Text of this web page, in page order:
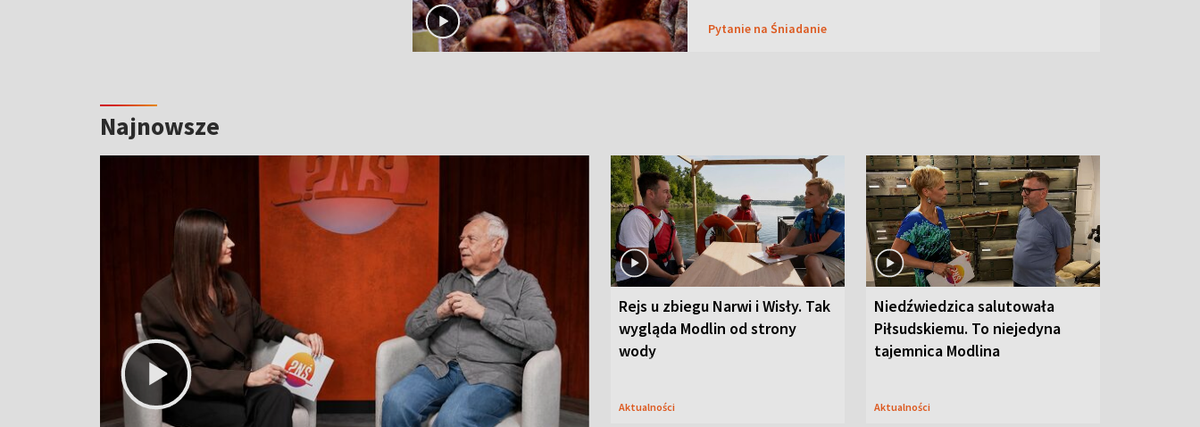
Pytanie na Śniadanie
Najnowsze
Rejs u zbiegu Narwi i Wisły. Tak
wygląda Modlin od strony
wody
Aktualności
Niedźwiedzica salutowała
Piłsudskiemu. To niejedyna
tajemnica Modlina
Aktualności